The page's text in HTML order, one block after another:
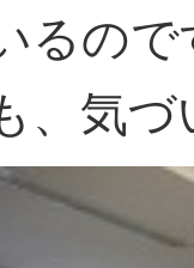
るので
、気